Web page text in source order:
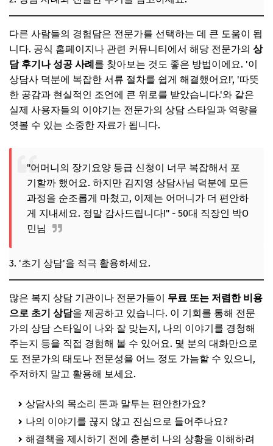
다른 사람들의 경험담은 전문가를 선택하는 데 큰 도움이 됩
니다. 공식 홈페이지나 관련 커뮤니티에서 해당 전문가의 상
담 후기나 성공 사례를 찾아보는 것도 좋은 방법이에요. '이
상담사 덕분에 복잡한 서류 절차를 쉽게 해결했어요!', '따뜻
한 공감과 현실적인 조언에 큰 위로를 받았습니다.'와 같은
실제 사용자들의 이야기는 전문가의 상담 스타일과 역량을
엿볼 수 있는 소중한 자료가 됩니다.
"어머니의 장기요양 등급 신청이 너무 복잡해서 포
기할까 했어요. 하지만 김지영 상담사님 덕분에 모든
과정을 순조롭게 마쳤고, 이제는 어머니가 더 편안하
게 지내세요. 정말 감사드립니다!" - 50대 직장인 박O
민님
3. '초기 상담'을 적극 활용하세요.
많은 복지 상담 기관이나 전문가들이 무료 또는 저렴한 비용
으로 초기 상담을 제공하고 있습니다. 이 기회를 통해 전문
가의 상담 스타일이 나와 잘 맞는지, 나의 이야기를 경청해
주는지 등을 직접 경험해 볼 수 있어요. 몇 분의 대화만으로
도 전문가의 태도나 전문성을 어느 정도 가늠할 수 있으니,
주저하지 말고 활용해 보세요.
상담사의 목소리 톤과 말투는 편안한가요?
나의 이야기를 끊지 않고 진심으로 들어주나요?
해결책을 제시하기 전에 충분히 나의 상황을 이해하려